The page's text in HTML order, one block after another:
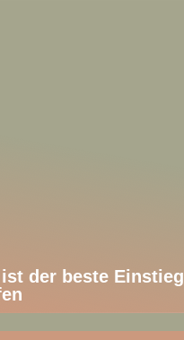
ist der beste